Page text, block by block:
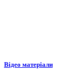
Відео матеріали